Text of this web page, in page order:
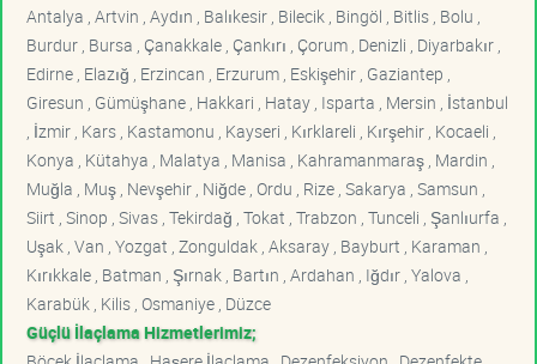
Antalya , Artvin , Aydın , Balıkesir , Bilecik , Bingöl , Bitlis , Bolu ,
Burdur , Bursa , Çanakkale , Çankırı , Çorum , Denizli , Diyarbakır ,
Edirne , Elazığ , Erzincan , Erzurum , Eskişehir , Gaziantep ,
Giresun , Gümüşhane , Hakkari , Hatay , Isparta , Mersin , İstanbul
, İzmir , Kars , Kastamonu , Kayseri , Kırklareli , Kırşehir , Kocaeli ,
Konya , Kütahya , Malatya , Manisa , Kahramanmaraş , Mardin ,
Muğla , Muş , Nevşehir , Niğde , Ordu , Rize , Sakarya , Samsun ,
Siirt , Sinop , Sivas , Tekirdağ , Tokat , Trabzon , Tunceli , Şanlıurfa ,
Uşak , Van , Yozgat , Zonguldak , Aksaray , Bayburt , Karaman ,
Kırıkkale , Batman , Şırnak , Bartın , Ardahan , Iğdır , Yalova ,
Karabük , Kilis , Osmaniye , Düzce
Güçlü İlaçlama Hizmetlerimiz;